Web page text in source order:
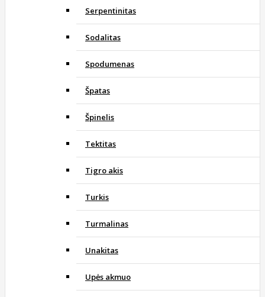
Serpentinitas
Sodalitas
Spodumenas
Špatas
Špinelis
Tektitas
Tigro akis
Turkis
Turmalinas
Unakitas
Upės akmuo